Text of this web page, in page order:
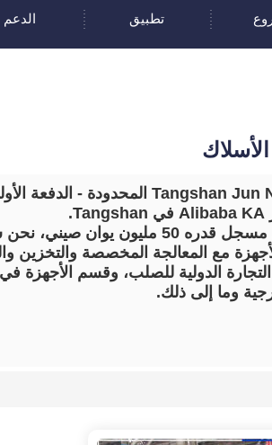
تطبيق الدعم
برأس مال مسجل قدره 50 مليون
مع المعالجة المخصصة والتخزين
الدولية للصلب، وقسم الأجهزة
وما إلى ذلك.